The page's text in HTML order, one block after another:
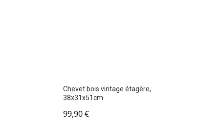
Chevet bois vintage étagère,
38x31x51cm
99,90€